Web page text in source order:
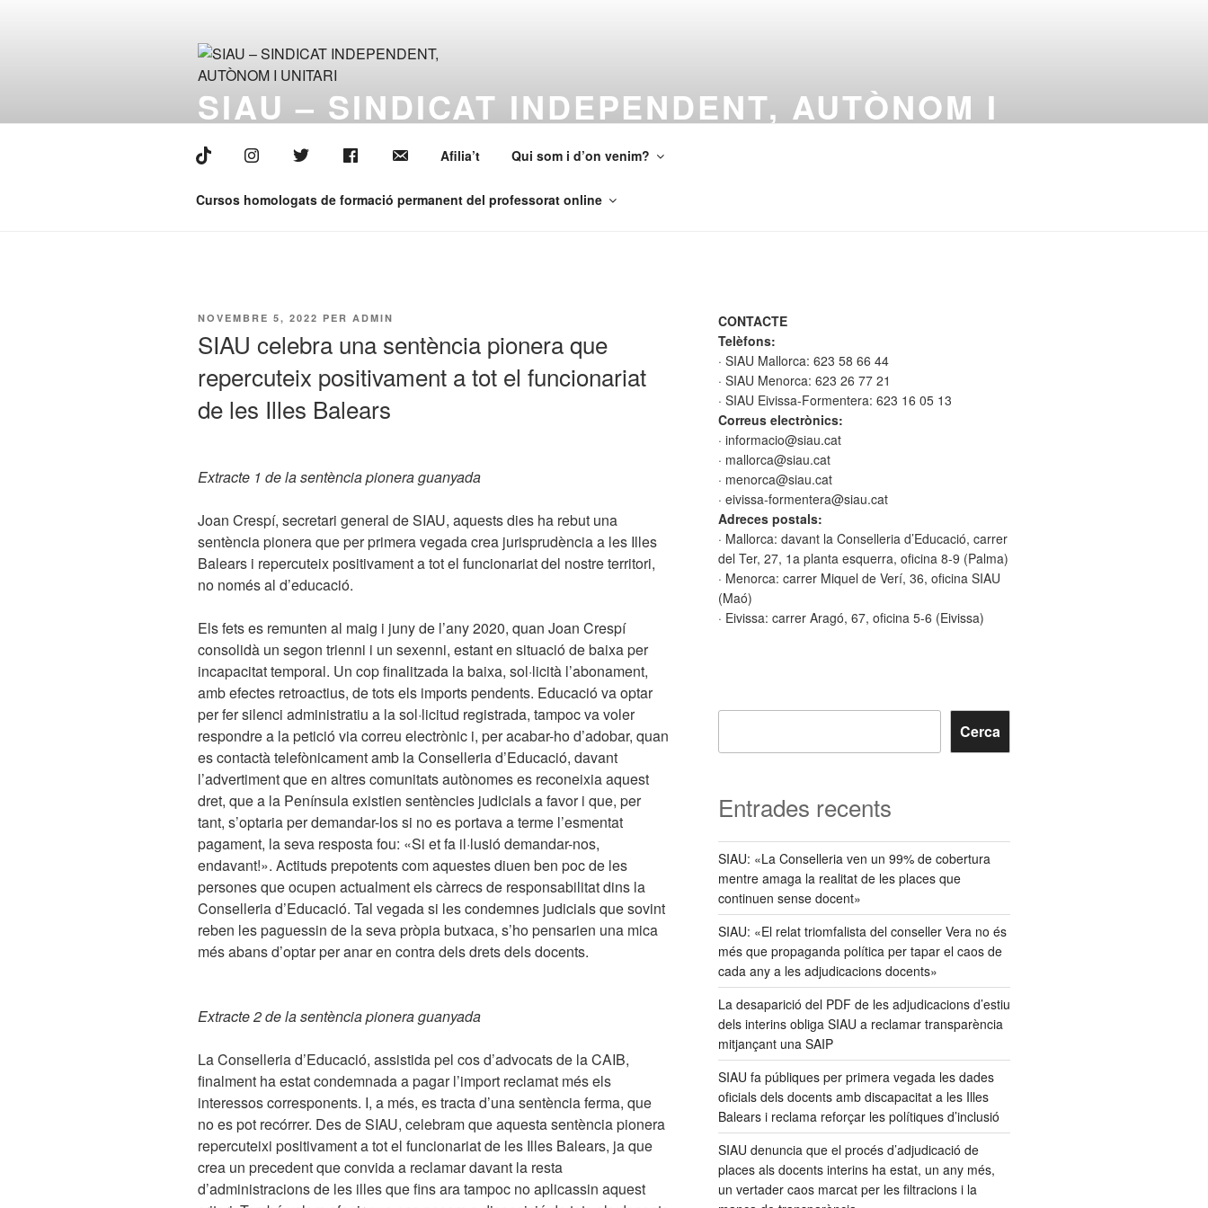
SIAU – SINDICAT INDEPENDENT, AUTÒNOM I
UNITARI
Afilia’t Qui som i d’on venim?
Cursos homologats de formació permanent del professorat online
PUBLICAT
NOVEMBRE 5, 2022 PER ADMIN
SIAU celebra una sentència pionera que
repercuteix positivament a tot el funcionariat
de les Illes Balears
Extracte 1 de la sentència pionera guanyada
Joan Crespí, secretari general de SIAU, aquests dies ha rebut una
sentència pionera que per primera vegada crea jurisprudència a les Illes
Balears i repercuteix positivament a tot el funcionariat del nostre territori,
no només al d’educació.
Els fets es remunten al maig i juny de l’any 2020, quan Joan Crespí
consolidà un segon trienni i un sexenni, estant en situació de baixa per
incapacitat temporal. Un cop finalitzada la baixa, sol·licità l’abonament,
amb efectes retroactius, de tots els imports pendents. Educació va optar
per fer silenci administratiu a la sol·licitud registrada, tampoc va voler
respondre a la petició via correu electrònic i, per acabar-ho d’adobar, quan
es contactà telefònicament amb la Conselleria d’Educació, davant
l’advertiment que en altres comunitats autònomes es reconeixia aquest
dret, que a la Península existien sentències judicials a favor i que, per
tant, s’optaria per demandar-los si no es portava a terme l’esmentat
pagament, la seva resposta fou: «Si et fa il·lusió demandar-nos,
endavant!». Actituds prepotents com aquestes diuen ben poc de les
persones que ocupen actualment els càrrecs de responsabilitat dins la
Conselleria d’Educació. Tal vegada si les condemnes judicials que sovint
reben les paguessin de la seva pròpia butxaca, s’ho pensarien una mica
més abans d’optar per anar en contra dels drets dels docents.
Extracte 2 de la sentència pionera guanyada
La Conselleria d’Educació, assistida pel cos d’advocats de la CAIB,
finalment ha estat condemnada a pagar l’import reclamat més els
interessos corresponents. I, a més, es tracta d’una sentència ferma, que
no es pot recórrer. Des de SIAU, celebram que aquesta sentència pionera
repercuteixi positivament a tot el funcionariat de les Illes Balears, ja que
crea un precedent que convida a reclamar davant la resta
d’administracions de les illes que fins ara tampoc no aplicassin aquest
CONTACTE
Telèfons:
· SIAU Mallorca: 623 58 66 44
· SIAU Menorca: 623 26 77 21
· SIAU Eivissa-Formentera: 623 16 05 13
Correus electrònics:
· informacio@siau.cat
· mallorca@siau.cat
· menorca@siau.cat
· eivissa-formentera@siau.cat
Adreces postals:
· Mallorca: davant la Conselleria d’Educació, carrer
del Ter, 27, 1a planta esquerra, oficina 8-9 (Palma)
· Menorca: carrer Miquel de Verí, 36, oficina SIAU
(Maó)
· Eivissa: carrer Aragó, 67, oficina 5-6 (Eivissa)
Cerca
Entrades recents
SIAU: «La Conselleria ven un 99% de cobertura
mentre amaga la realitat de les places que
continuen sense docent»
SIAU: «El relat triomfalista del conseller Vera no és
més que propaganda política per tapar el caos de
cada any a les adjudicacions docents»
La desaparició del PDF de les adjudicacions d’estiu
dels interins obliga SIAU a reclamar transparència
mitjançant una SAIP
SIAU fa públiques per primera vegada les dades
oficials dels docents amb discapacitat a les Illes
Balears i reclama reforçar les polítiques d’inclusió
SIAU denuncia que el procés d’adjudicació de
places als docents interins ha estat, un any més,
un vertader caos marcat per les filtracions i la